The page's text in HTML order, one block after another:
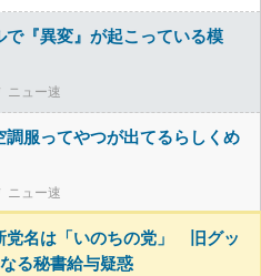
で『異変』が起こっている模
ニュー速
調服ってやつが出てるらしくめ
ニュー速
党名は「いのちの党」 旧グッ
る秘書給与疑惑